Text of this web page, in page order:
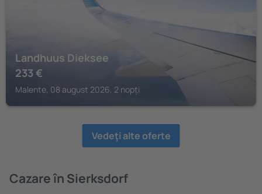
Landhuus Dieksee
233 €
Malente, 08 august 2026, 2 nopți
Vedeţi alte oferte
Cazare în Sierksdorf